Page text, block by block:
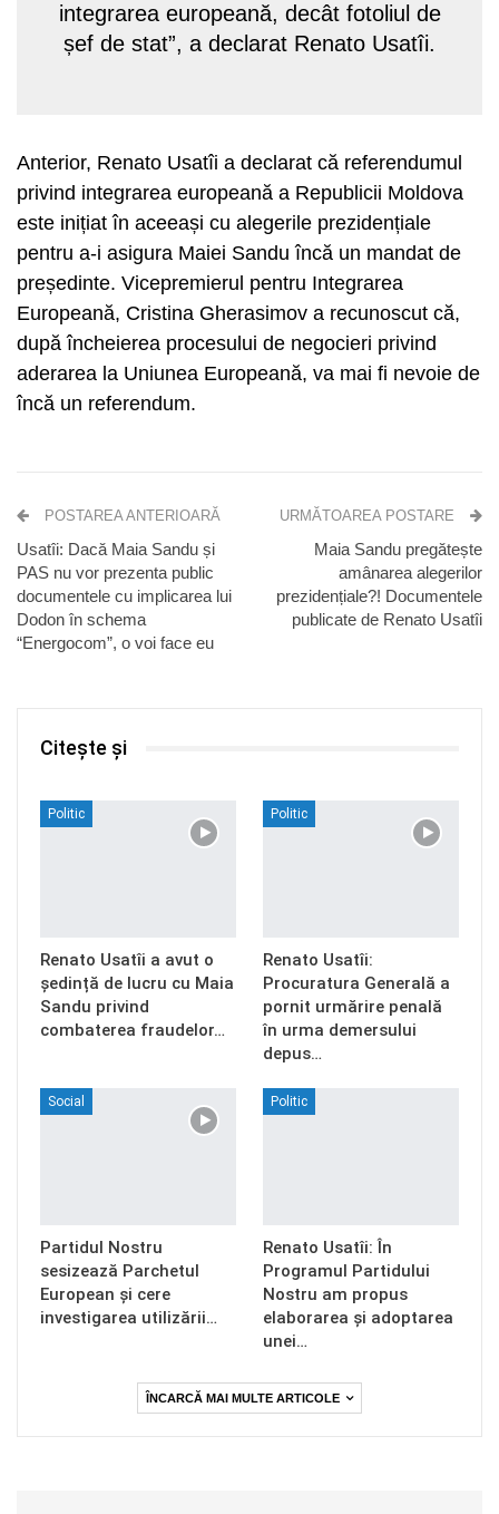
integrarea europeană, decât fotoliul de
șef de stat”, a declarat Renato Usatîi.
Anterior, Renato Usatîi a declarat că referendumul
privind integrarea europeană a Republicii Moldova
este inițiat în aceeași cu alegerile prezidențiale
pentru a-i asigura Maiei Sandu încă un mandat de
președinte. Vicepremierul pentru Integrarea
Europeană, Cristina Gherasimov a recunoscut că,
după încheierea procesului de negocieri privind
aderarea la Uniunea Europeană, va mai fi nevoie de
încă un referendum.
POSTAREA ANTERIOARĂ
Usatîi: Dacă Maia Sandu și
PAS nu vor prezenta public
documentele cu implicarea lui
Dodon în schema
“Energocom”, o voi face eu
URMĂTOAREA POSTARE
Maia Sandu pregătește
amânarea alegerilor
prezidențiale?! Documentele
publicate de Renato Usatîi
Citește și
Politic
Renato Usatîi a avut o
ședință de lucru cu Maia
Sandu privind
combaterea fraudelor…
Politic
Renato Usatîi:
Procuratura Generală a
pornit urmărire penală
în urma demersului
depus…
Social
Partidul Nostru
sesizează Parchetul
European și cere
investigarea utilizării…
Politic
Renato Usatîi: În
Programul Partidului
Nostru am propus
elaborarea și adoptarea
unei…
ÎNCARCĂ MAI MULTE ARTICOLE